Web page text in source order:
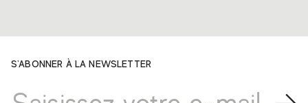
S'ABONNER À LA NEWSLETTER